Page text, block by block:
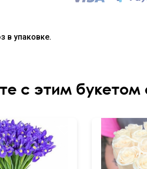
в упаковке.
с этим букетом